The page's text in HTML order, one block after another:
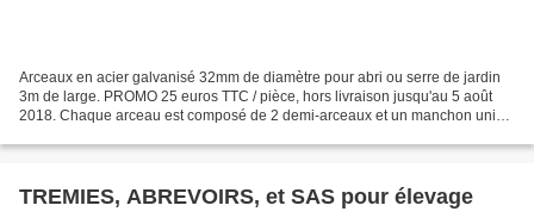
Arceaux en acier galvanisé 32mm de diamètre pour abri ou serre de jardin
3m de large. PROMO 25 euros TTC / pièce, hors livraison jusqu'au 5 août
2018. Chaque arceau est composé de 2 demi-arceaux et un manchon union
TREMIES, ABREVOIRS, et SAS pour élevage